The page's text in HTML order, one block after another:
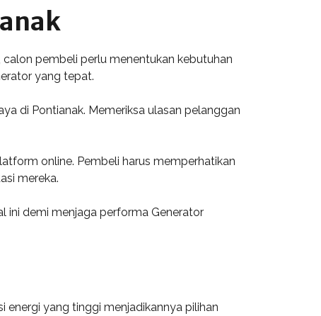
pembeli perlu menentukan kebutuhan
yang tepat.
di Pontianak. Memeriksa ulasan pelanggan
online. Pembeli harus memperhatikan
mereka.
ini demi menjaga performa Generator
energi yang tinggi menjadikannya pilihan